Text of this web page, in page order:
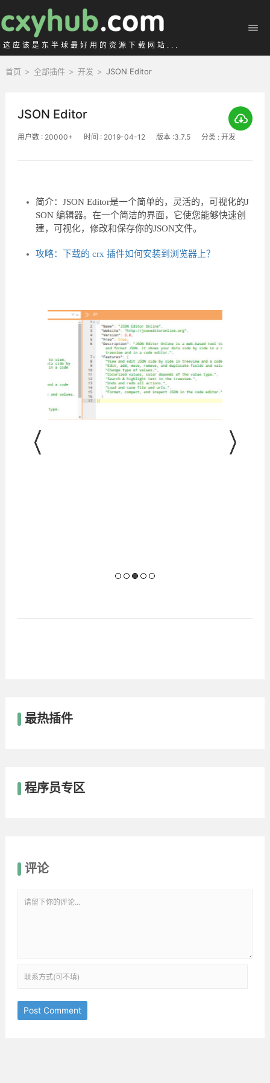
这应该是东半球最好用的资源下载网站...
首页 > 全部插件 > 开发 > JSON Editor
JSON Editor
用户数 : 20000+ 时间 : 2019-04-12 版本 :3.7.5 分类 : 开发
简介：JSON Editor是一个简单的，灵活的，可视化的J
SON 编辑器。在一个简洁的界面，它使您能够快速创
建，可视化，修改和保存你的JSON文件。
攻略：下载的 crx 插件如何安装到浏览器上？
最热插件
程序员专区
评论
Post Comment